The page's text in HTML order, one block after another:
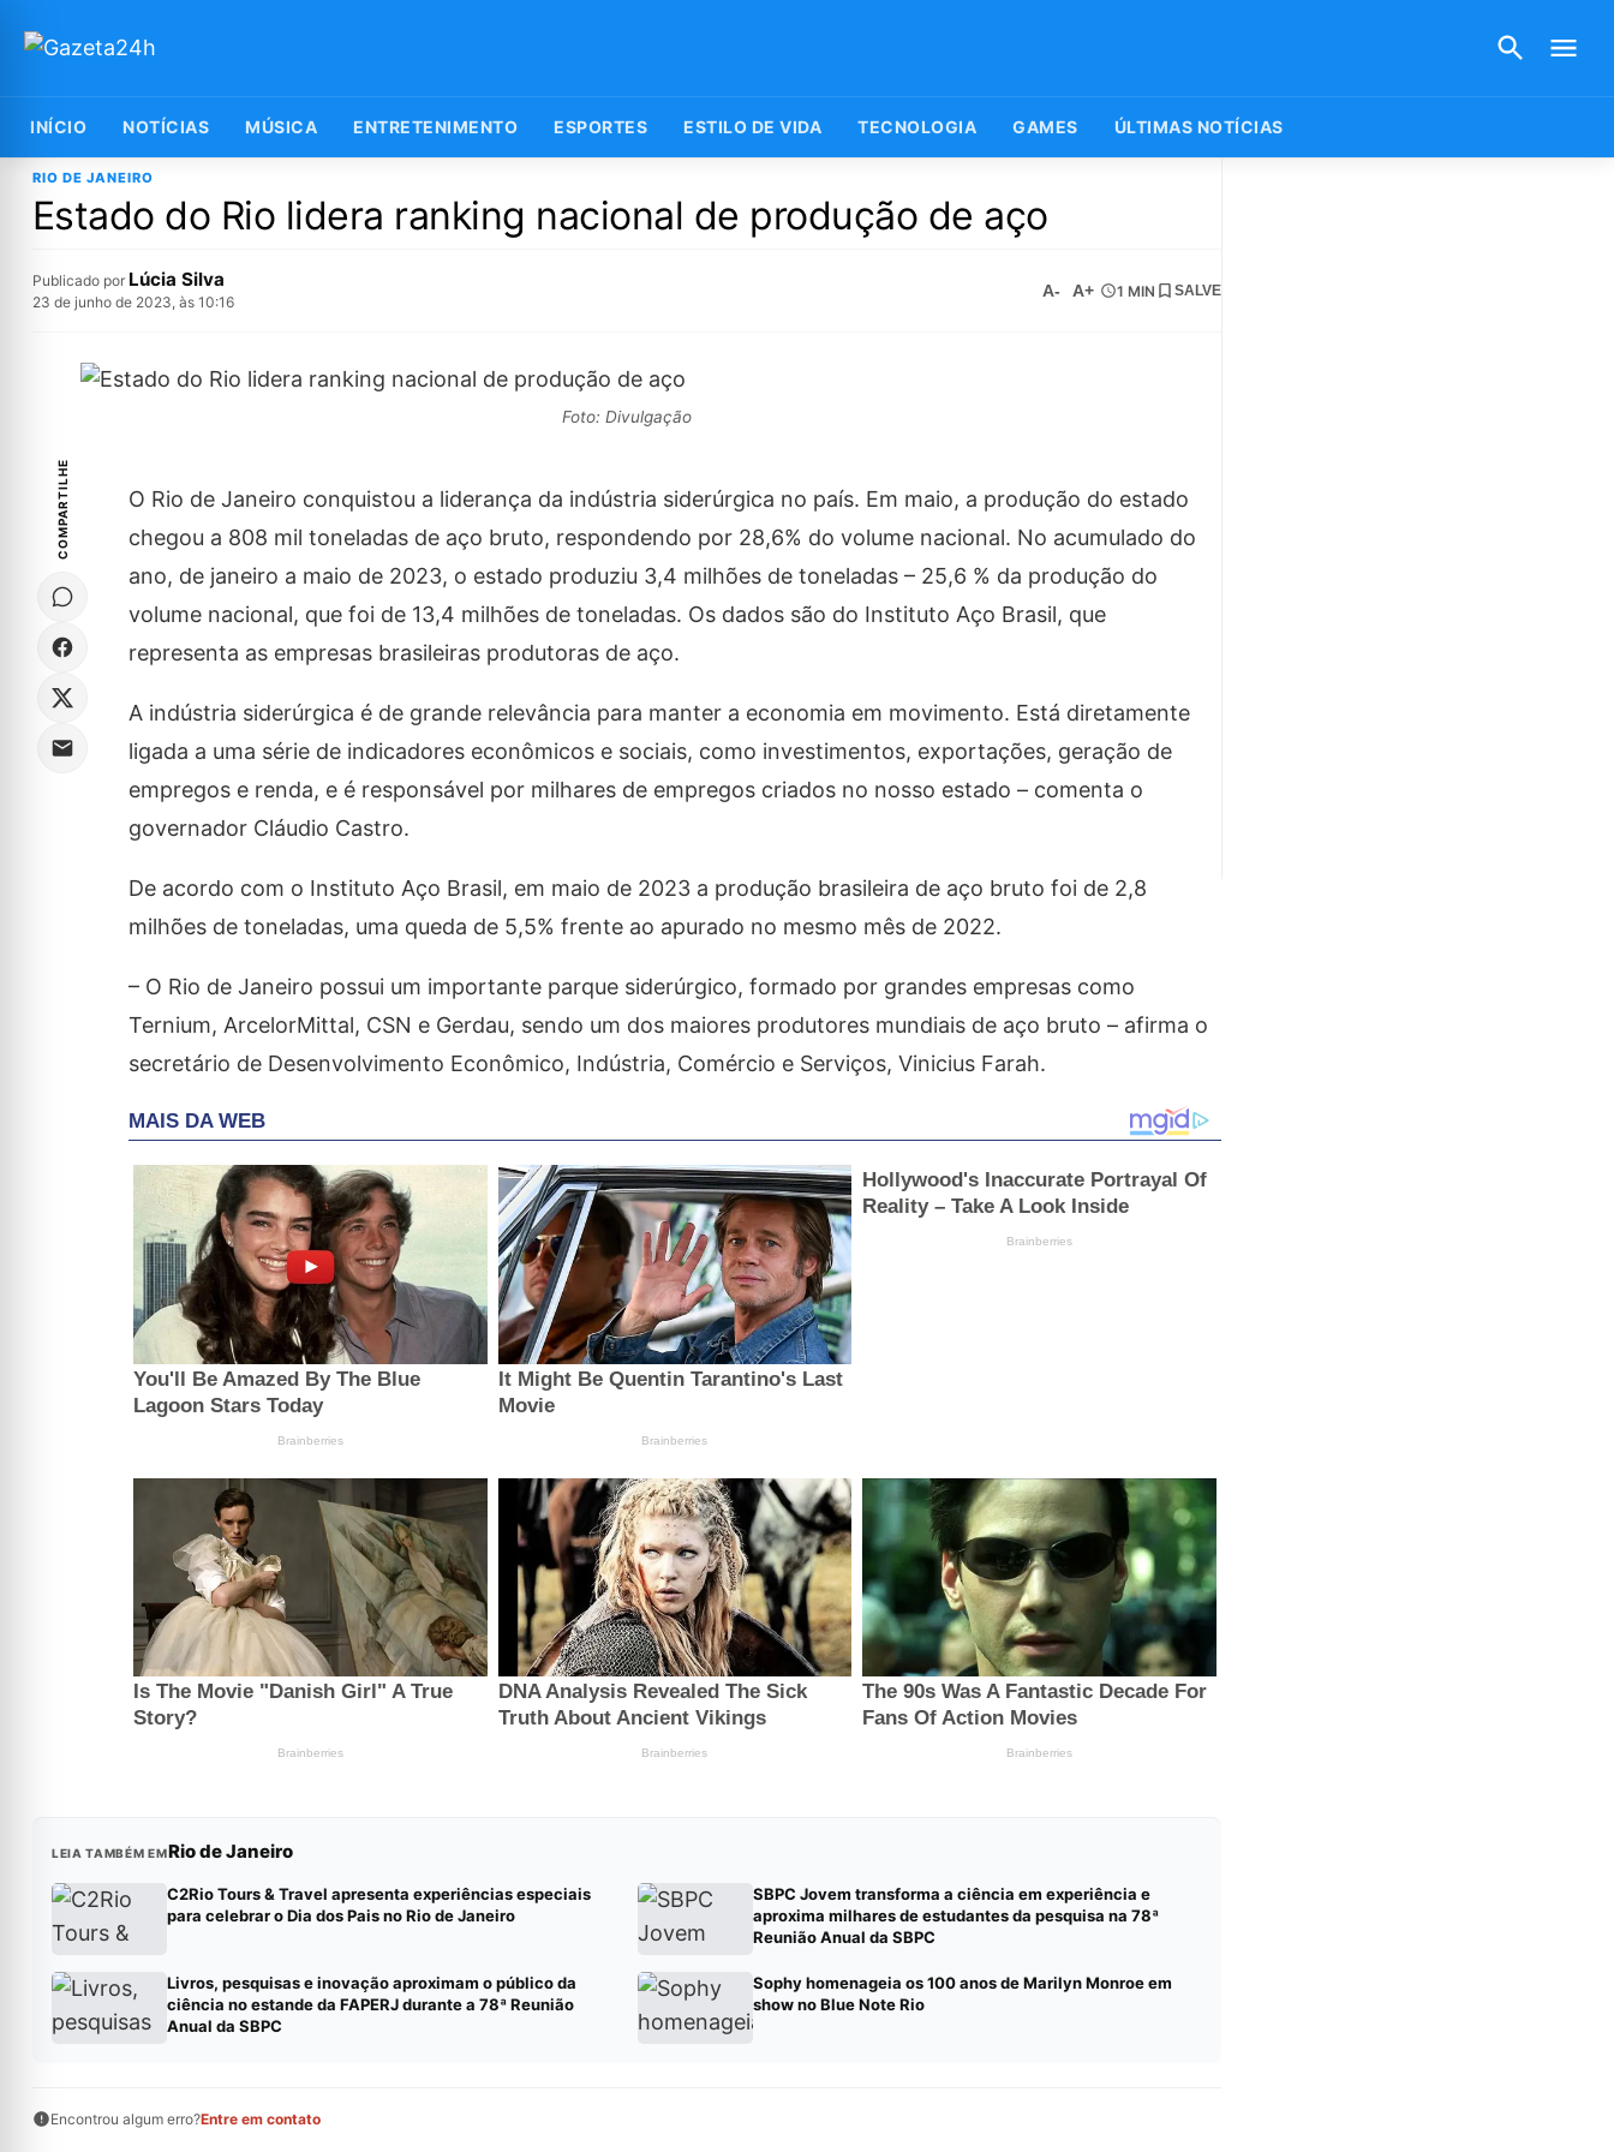
INÍCIO NOTÍCIAS MÚSICA ENTRETENIMENTO ESPORTES ESTILO DE VIDA TECNOLOGIA GAMES ÚLTIMAS NOTÍCIAS
RIO DE JANEIRO
Estado do Rio lidera ranking nacional de produção de aço
Publicado por Lúcia Silva
23 de junho de 2023, às 10:16
A- A+ 1 MIN SALVE
Foto: Divulgação
COMPARTILHE
O Rio de Janeiro conquistou a liderança da indústria siderúrgica no país. Em maio, a produção do estado
chegou a 808 mil toneladas de aço bruto, respondendo por 28,6% do volume nacional. No acumulado do
ano, de janeiro a maio de 2023, o estado produziu 3,4 milhões de toneladas – 25,6 % da produção do
volume nacional, que foi de 13,4 milhões de toneladas. Os dados são do Instituto Aço Brasil, que
representa as empresas brasileiras produtoras de aço.
A indústria siderúrgica é de grande relevância para manter a economia em movimento. Está diretamente
ligada a uma série de indicadores econômicos e sociais, como investimentos, exportações, geração de
empregos e renda, e é responsável por milhares de empregos criados no nosso estado – comenta o
governador Cláudio Castro.
De acordo com o Instituto Aço Brasil, em maio de 2023 a produção brasileira de aço bruto foi de 2,8
milhões de toneladas, uma queda de 5,5% frente ao apurado no mesmo mês de 2022.
– O Rio de Janeiro possui um importante parque siderúrgico, formado por grandes empresas como
Ternium, ArcelorMittal, CSN e Gerdau, sendo um dos maiores produtores mundiais de aço bruto – afirma o
secretário de Desenvolvimento Econômico, Indústria, Comércio e Serviços, Vinicius Farah.
LEIA TAMBÉM EMRio de Janeiro
C2Rio Tours & Travel apresenta experiências especiais
para celebrar o Dia dos Pais no Rio de Janeiro
SBPC Jovem transforma a ciência em experiência e
aproxima milhares de estudantes da pesquisa na 78ª
Reunião Anual da SBPC
Livros, pesquisas e inovação aproximam o público da
ciência no estande da FAPERJ durante a 78ª Reunião
Anual da SBPC
Sophy homenageia os 100 anos de Marilyn Monroe em
show no Blue Note Rio
Encontrou algum erro?Entre em contato